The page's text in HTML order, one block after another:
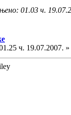
01.03 ч.
ч. 19.07.2007. »